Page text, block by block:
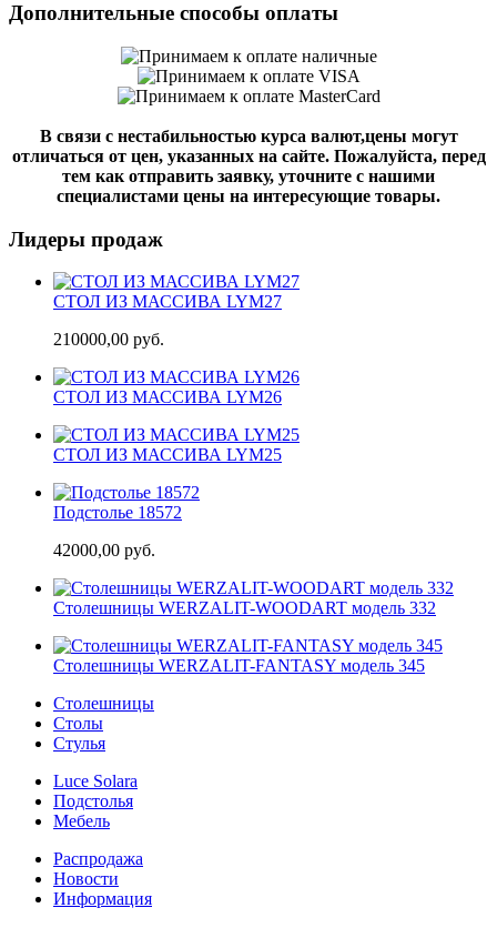
Дополнительные способы оплаты
В связи с нестабильностью курса валют,цены могут
отличаться от цен, указанных на сайте. Пожалуйста, перед
тем как отправить заявку, уточните с нашими
специалистами цены на интересующие товары.
Лидеры продаж
СТОЛ ИЗ МАССИВА LYM27
210000,00 руб.
СТОЛ ИЗ МАССИВА LYM26
СТОЛ ИЗ МАССИВА LYM25
Подстолье 18572
42000,00 руб.
Cтолешницы WERZALIT-WOODART модель 332
Cтолешницы WERZALIT-FANTASY модель 345
Столешницы
Столы
Стулья
Luce Solara
Подстолья
Мебель
Распродажа
Новости
Информация